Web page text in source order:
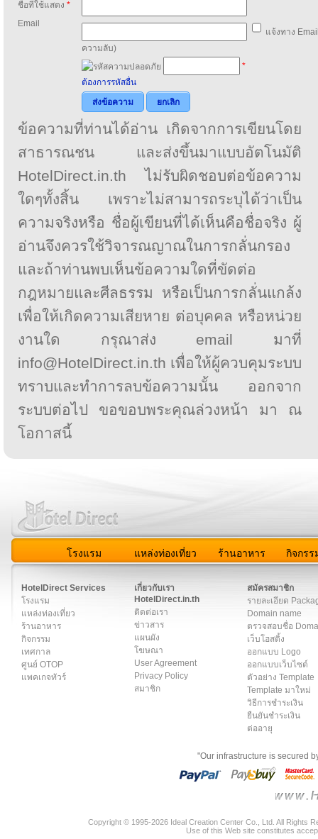
ชื่อที่ใช้แสดง *
Email
แจ้งทาง
ความลับ)
*
ต้องการรหัสอื่น
ส่งข้อความ
ยกเลิก
ข้อความที่ท่านได้อ่าน เกิดจากการเขียนโดย
สาธารณชน และส่งขึ้นมาแบบอัตโนมัติ
HotelDirect.in.th ไม่รับผิดชอบต่อข้อความ
ใดๆทั้งสิ้น เพราะไม่สามารถระบุได้ว่าเป็น
ความจริงหรือ ชื่อผู้เขียนที่ได้เห็นคือชื่อจริง ผู้
อ่านจึงควรใช้วิจารณญาณในการกลั่นกรอง
และถ้าท่านพบเห็นข้อความใดที่ขัดต่อ
กฎหมายและศีลธรรม หรือเป็นการกลั่นแกล้ง
เพื่อให้เกิดความเสียหาย ต่อบุคคล หรือหน่วย
งานใด กรุณาส่ง email มาที่
info@HotelDirect.in.th เพื่อให้ผู้ควบคุมระบบ
ทราบและทำการลบข้อความนั้น ออกจาก
ระบบต่อไป ขอขอบพระคุณล่วงหน้า มา ณ
โอกาสนี้
โรงแรม แหล่งท่องเที่ยว ร้านอาหาร กิจกรร
HotelDirect Services
โรงแรม
แหล่งท่องเที่ยว
ร้านอาหาร
กิจกรรม
เทศกาล
ศูนย์ OTOP
แพคเกจทัวร์
เกี่ยวกับเรา
HotelDirect.in.th
ติดต่อเรา
ข่าวสาร
แผนผัง
โฆษณา
User Agreement
Privacy Policy
สมาชิก
สมัครสมาชิก
รายละเอียด
Domain name
ตรวจสอบชื่อ
เว็บโฮสติ้ง
ออกแบบ Logo
ออกแบบเว็บไซต์
ตัวอย่าง Template
Template มาใหม่
วิธีการชำระเงิน
ยืนยันชำระเงิน
ต่ออายุ
"Our infrastructure is secured
Copyright © 1995-2026 Ideal Creation Center Co., Ltd. All Rights
Use of this Web site constitutes